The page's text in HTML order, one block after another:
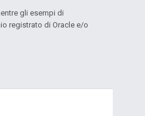
gli esempi di
registrato di Oracle e/o